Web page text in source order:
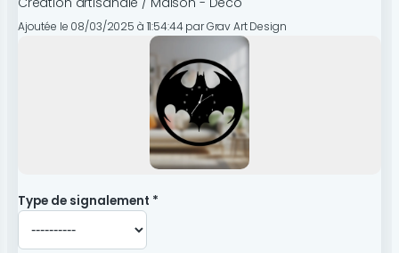
Ajoutée le 08/03/2025 à 11:54:44 par Grav Art Design
Type de signalement *